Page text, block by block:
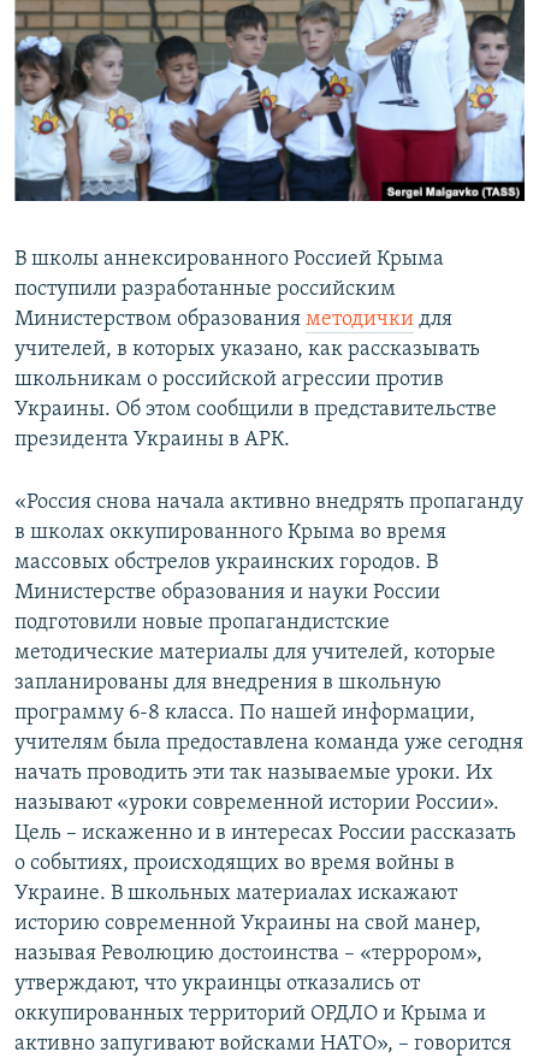
ПОБЕДИТЕЛЕЙ НЕ СУДЯТ?
КРЫМ.НЕПОКОРЕННЫЙ
ELIFBE
УКРАИНСКАЯ ПРОБЛЕМА КРЫМА
ПРИСОЕДИНЯЙТЕСЬ!
Все сайты RFE/RL
В школы аннексированного Россией Крыма
поступили разработанные российским
Министерством образования методички для
учителей, в которых указано, как рассказывать
школьникам о российской агрессии против
Украины. Об этом сообщили в представительстве
президента Украины в АРК.
«Россия снова начала активно внедрять пропаганду
в школах оккупированного Крыма во время
массовых обстрелов украинских городов. В
Министерстве образования и науки России
подготовили новые пропагандистские
методические материалы для учителей, которые
запланированы для внедрения в школьную
программу 6-8 класса. По нашей информации,
учителям была предоставлена команда уже сегодня
начать проводить эти так называемые уроки. Их
называют «уроки современной истории России».
Цель – искаженно и в интересах России рассказать
о событиях, происходящих во время войны в
Украине. В школьных материалах искажают
историю современной Украины на свой манер,
называя Революцию достоинства – «террором»,
утверждают, что украинцы отказались от
оккупированных территорий ОРДЛО и Крыма и
активно запугивают войсками НАТО», – говорится